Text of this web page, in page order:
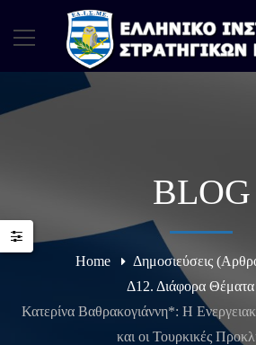
BLOG
Home
Δημοσιεύσεις
Δ12. Διάφορα Θέματα
Κατερίνα Βαθρακογιάννη*: Η
και οι Τουρκικές